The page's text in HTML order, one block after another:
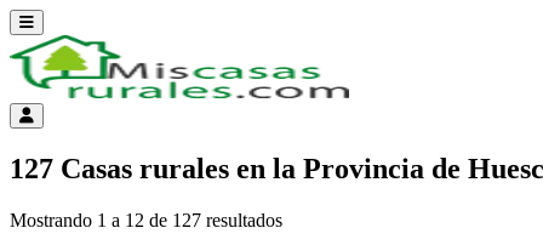
Abrir menú
Menú de cuenta
127 Casas rurales en la Provincia de
Mostrando 1 a 12 de 127 resultados